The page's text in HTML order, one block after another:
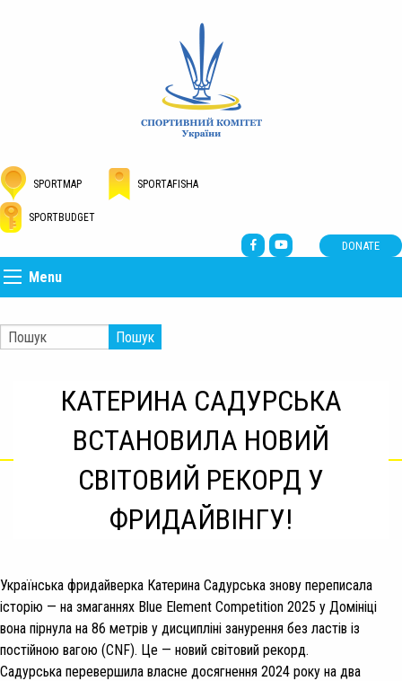
SPORTMAP SPORTAFISHA
SPORTBUDGET
DONATE
Menu
Пошук
КАТЕРИНА САДУРСЬКА
ВСТАНОВИЛА НОВИЙ
СВІТОВИЙ РЕКОРД У
ФРИДАЙВІНГУ!
Українська фридайверка Катерина Садурська знову переписала
історію — на змаганнях Blue Element Competition 2025 у Домініці
вона пірнула на 86 метрів у дисципліні занурення без ластів із
постійною вагою (CNF). Це — новий світовий рекорд.
Садурська перевершила власне досягнення 2024 року на два